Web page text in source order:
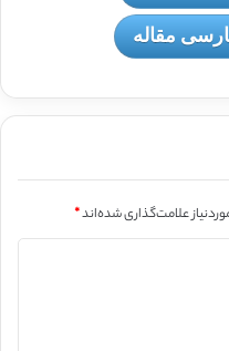
مقاله
علامت‌گذاری شده‌اند*